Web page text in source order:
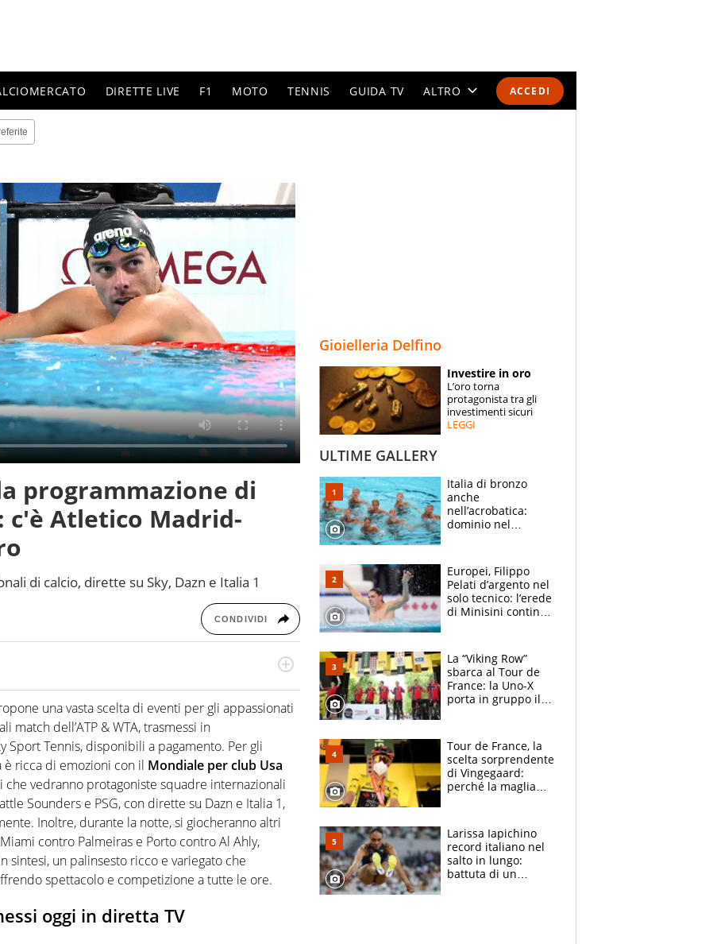
ACCEDI
DIRETTE LIVE F1 MOTO TENNIS GUIDA TV ALTRO
SPECIALI
ESPERTI
programmazione di
c'è Atletico Madrid-
di calcio, dirette su Sky, Dazn e Italia 1
CONDIVIDI
Motomondiale ma anche tennis, volley, basket: su
sanno che troveranno sempre copertura
di Virgilio Sport è formata da giornalisti ed
di rimessa quando intercettano le notizie e le
costruzione dal basso quando creano contenuti
una vasta scelta di eventi per gli appassionati
match dell’ATP & WTA, trasmessi in
Sport Tennis, disponibili a pagamento. Per gli
è ricca di emozioni con il Mondiale per club Usa
che vedranno protagoniste squadre internazionali
Sounders e PSG, con dirette su Dazn e Italia 1,
Inoltre, durante la notte, si giocheranno altri
contro Palmeiras e Porto contro Al Ahly,
sintesi, un palinsesto ricco e variegato che
spettacolo e competizione a tutte le ore.
oggi in diretta TV
Gioielleria Delfino
Investire in oro
L’oro torna
protagonista tra gli
investimenti sicuri
LEGGI
ULTIME GALLERY
Italia di bronzo
anche
nell’acrobatica:
dominio nel
e compagni
continuare
Europei, Filippo
Pelati d’argento nel
solo tecnico: l’erede
di Minisini continua
mirino
La “Viking Row”
sbarca al Tour de
France: la Uno-X
porta in gruppo il
compagni
Tour de France, la
scelta sorprendente
di Vingegaard:
perché la maglia
rischio da evitare
Larissa Iapichino
record italiano nel
salto in lungo:
battuta di un